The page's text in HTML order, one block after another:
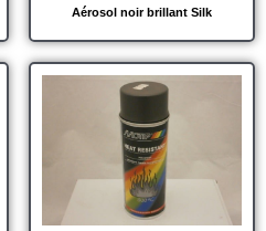
Aérosol noir brillant Silk